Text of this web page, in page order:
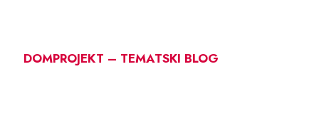
DOMPROJEKT – TEMATSKI BLOG